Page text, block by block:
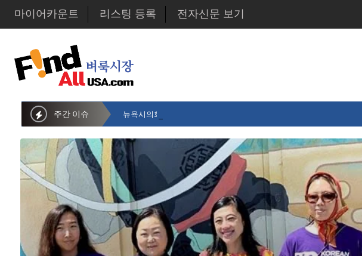
마이어카운트 리스팅 등록 전자신문 보기
주간 이슈 뉴욕시의회 샌드라 황 부의장, 한인비영리단체에 36만불 예산 지원